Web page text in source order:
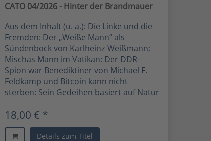
CATO 04/2026 - Hinter der Brandmauer
Aus dem Inhalt (u. a.): Die Linke und die
Fremden: Der „Weiße Mann“ als
Sündenbock von Karlheinz Weißmann;
Mischas Mann im Vatikan: Der DDR-
Spion war Benediktiner von Michael F.
Feldkamp und Bitcoin kann nicht
sterben: Sein Gedeihen basiert auf Natur
18,00 € *
Details zum Titel